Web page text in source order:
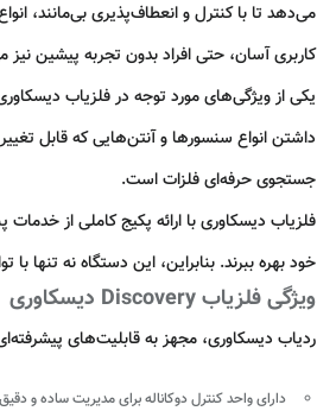
می‌دهد تا با کنترل و انعطاف‌پذیری بی‌مانند،
کاربری آسان، حتی افراد بدون تجربه پیشین نیز
یکی از ویژگی‌های مورد توجه درفلزیاب
داشتن انواع سنسورها و آنتن‌هایی که قابل
جستجوی حرفه‌ای فلزات است.
فلزیاب دیسکاوری با ارائه پکیج کاملی از
خود بهره ببرند. بنابراین، این دستگاه نه
ویژگی فلزیاب Discovery دیسکاوری
ردیاب دیسکاوری، مجهز به قابلیت‌های
دارای واحد کنترل دوکاناله برای مدیریت ساده و